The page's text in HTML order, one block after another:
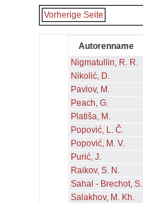
Vorherige Seite
Autorenname
Nigmatullin, R. R.
Nikolić, D.
Pavlov, M.
Peach, G.
Platiša, M.
Popović, L. Č.
Popović, M. V.
Purić, J.
Raikov, S. N.
Sahal - Brechot, S.
Salakhov, M. Kh.